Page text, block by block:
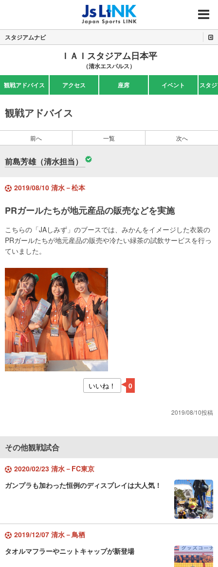
MENU
スタジアムナビ
ＩＡＩスタジアム日本平
（清水エスパルス）
観戦アドバイス アクセス 座席 イベント スタ
観戦アドバイス
前へ 一覧 次へ
前島芳雄（清水担当）
2019/08/10 清水－松本
PRガールたちが地元産品の販売などを実施
こちらの「JAしみず」のブースでは、みかんをイメージした衣装の
PRガールたちが地元産品の販売や冷たい緑茶の試飲サービスを行っ
ていました。
いいね！ 0
2019/08/10投稿
その他観戦試合
2020/02/23 清水－FC東京
ガンプラも加わった恒例のディスプレイは大人気！
2019/12/07 清水－鳥栖
タオルマフラーやニットキャップが新登場